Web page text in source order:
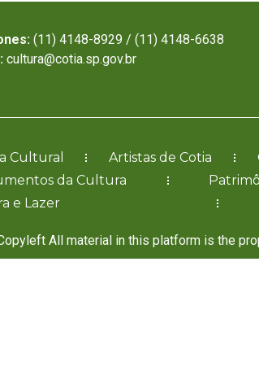
(11) 4148-8929 / (11) 4148-6638
cultura@cotia.sp.gov.br
Cultural Artistas de Cotia
da Cultura
e Lazer
All material in this platform is the